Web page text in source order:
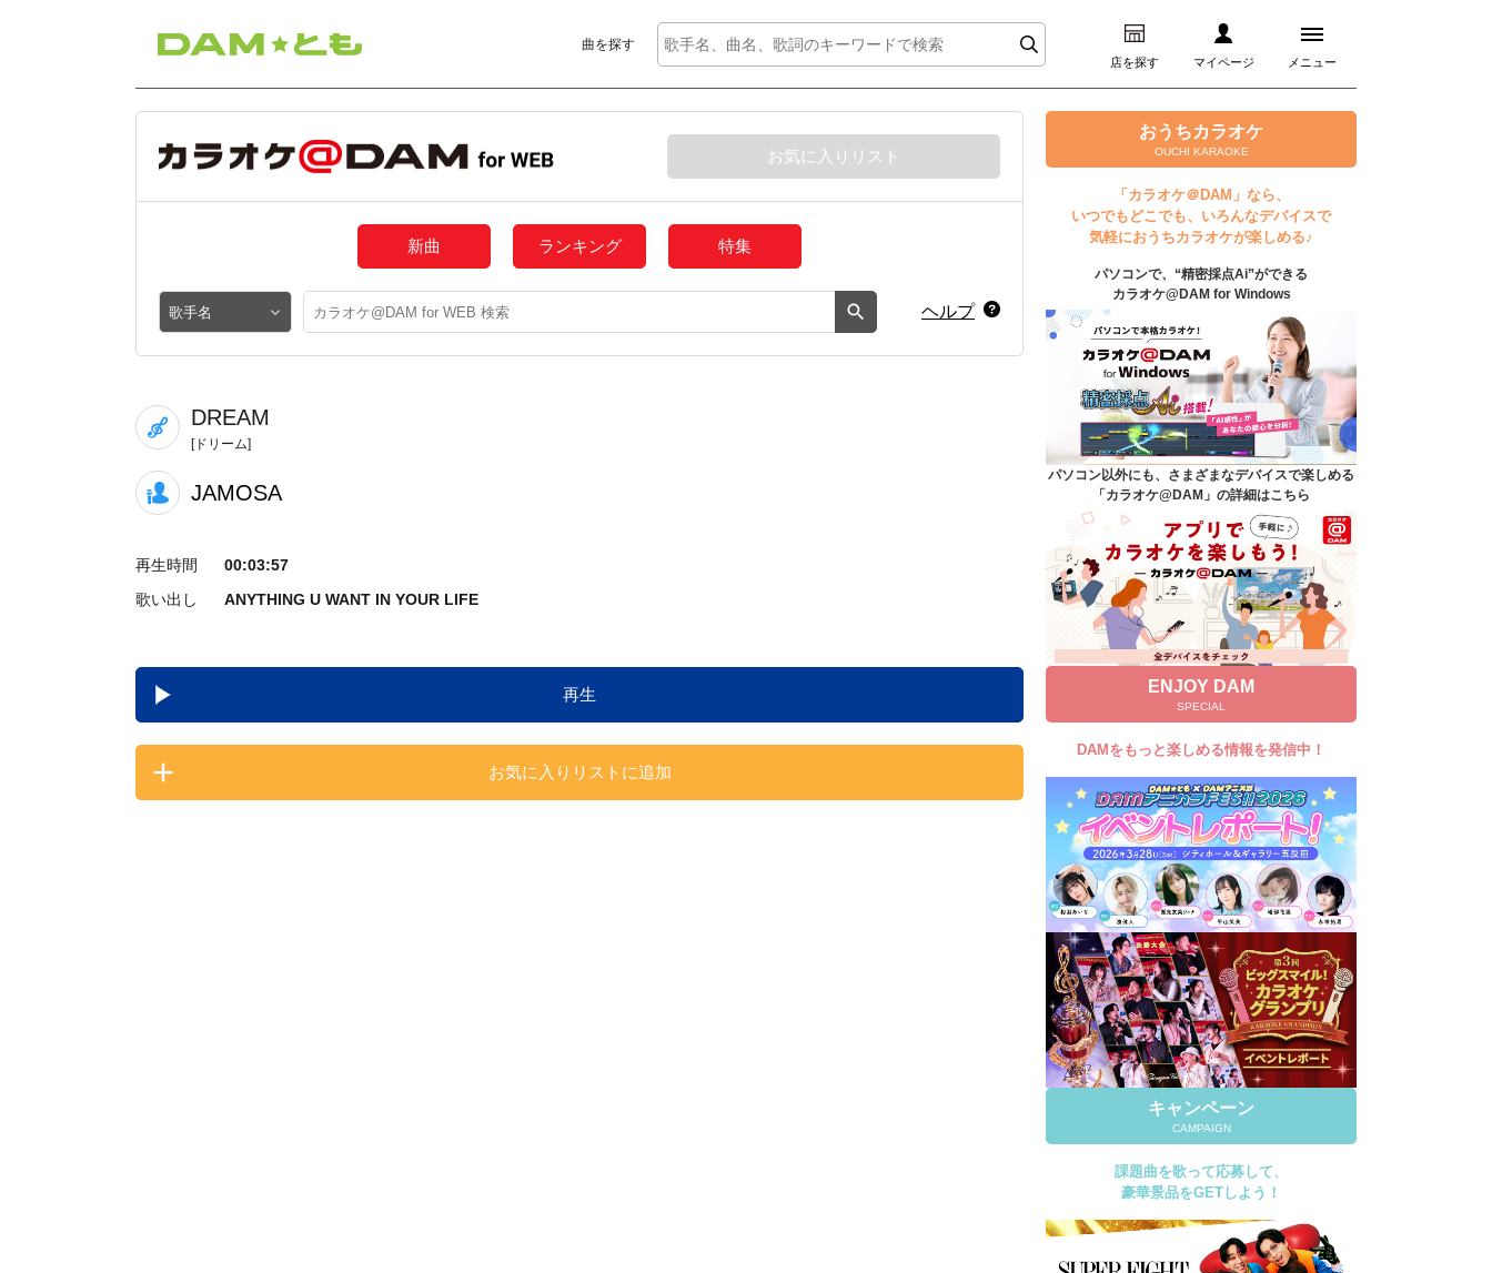
曲を探す
店を探す マイページ メニュー
ログイン
マイページ
プレミアムサービス
DAM★とも動画
DAM★とも録音
カラオケ＠DAM
ユーザー検索
キャンペーン
よくあるご質問
DAMの新曲・ランキングなど
カラオケ最新情報をチェック！
自宅でカラオケ歌い放題！
家族や友達と一緒に！練習にも！
お気に入りリスト
新曲 ランキング 特集
ヘルプ
DREAM
[ドリーム]
JAMOSA
再生時間
00:03:57
歌い出し
ANYTHING U WANT IN YOUR LIFE
再生
お気に入りリストに追加
おうちカラオケ
OUCHI KARAOKE
「カラオケ＠DAM」なら、
いつでもどこでも、いろんなデバイスで
気軽におうちカラオケが楽しめる♪
パソコンで、“精密採点Ai”ができる
カラオケ@DAM for Windows
パソコン以外にも、さまざまなデバイスで楽しめる
「カラオケ@DAM」の詳細はこちら
ENJOY DAM
SPECIAL
DAMをもっと楽しめる情報を発信中！
キャンペーン
CAMPAIGN
課題曲を歌って応募して、
豪華景品をGETしよう！